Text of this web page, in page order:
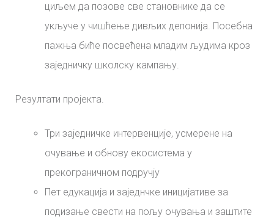
циљем да позове све становнике да се
укључе у чишћење дивљих депонија. Посебна
пажња биће посвећена младим људима кроз
заједничку школску кампању.
Резултати пројекта.
Три заједничке интервенције, усмерене на
очување и обнову екосистема у
прекограничном подручју
Пет едукација и заједнчке иницијативе за
подизање свести на пољу очувања и заштите